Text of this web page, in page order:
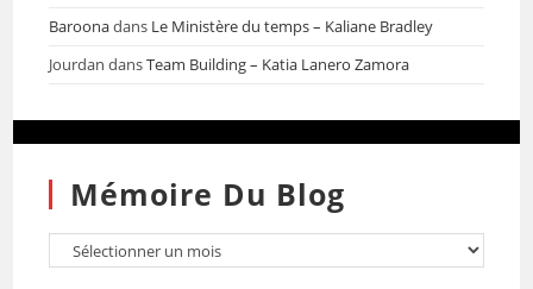
Baroonadans Le Ministère du temps – Kaliane Bradley
Jourdan dansTeam Building – Katia Lanero Zamora
Mémoire Du Blog